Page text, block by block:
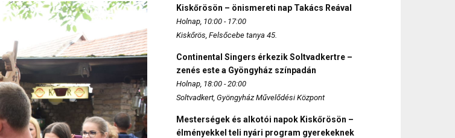
Kiskőrösön – önismereti nap Takács Reával
Holnap, 10:00 - 17:00
Kiskőrös, Felsőcebe tanya 45.
Continental Singers érkezik Soltvadkertre –
zenés este a Gyöngyház színpadán
Holnap, 18:00 - 20:00
Soltvadkert, Gyöngyház Művelődési Központ
Mesterségek és alkotói napok Kiskőrösön –
élményekkel teli nyári program gyerekeknek